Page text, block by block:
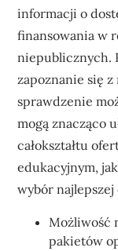
informacji o
finansowania w
niepublicznych.
zapoznanie się z
sprawdzenie
mogą znacząco
całokształtu
edukacyjnym,
wybór
Możliwość
pakietów